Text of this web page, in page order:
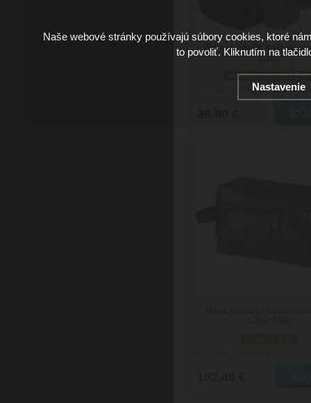
Parker hnedá kožená
taška
skladom viac než 5 ks
Doručenie: v pondelok
Naše webové stránky používajú súbory cookies, ktoré
to povoliť. Kliknutím na
Nastavenie